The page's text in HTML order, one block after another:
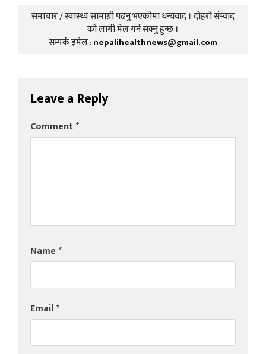
समाचार / स्वास्थ्य सामाग्री पढनु भएकोमा धन्यवाद । दोहरो संम्वाद
को लागी मेल गर्न सक्नु हुन्छ ।
सम्पर्क इमेल :nepalihealthnews@gmail.com
Leave a Reply
Comment*
Name*
Email*